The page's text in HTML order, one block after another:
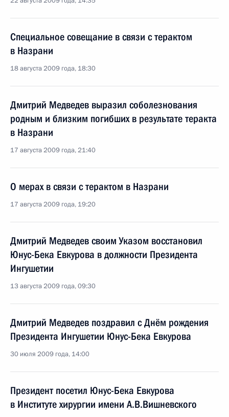
Специальное совещание в связи с терактом
в Назрани
18 августа 2009 года, 18:30
Дмитрий Медведев выразил соболезнования
родным и близким погибших в результате теракта
в Назрани
17 августа 2009 года, 21:40
О мерах в связи с терактом в Назрани
17 августа 2009 года, 19:20
Дмитрий Медведев своим Указом восстановил
Юнус-Бека Евкурова в должности Президента
Ингушетии
13 августа 2009 года, 09:30
Дмитрий Медведев поздравил с Днём рождения
Президента Ингушетии Юнус-Бека Евкурова
30 июля 2009 года, 14:00
Президент посетил Юнус-Бека Евкурова
в Институте хирургии имени А.В.Вишневского